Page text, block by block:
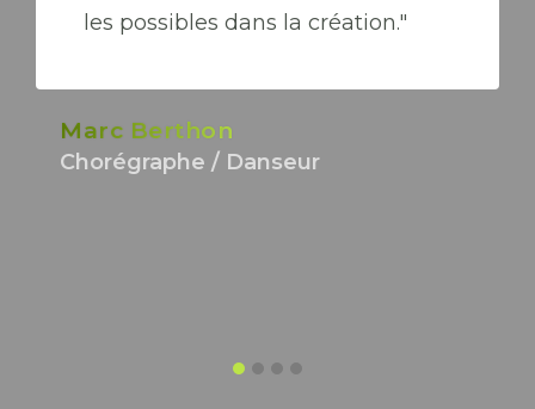
les possibles dans la création."
Marc Berthon
Chorégraphe / Danseur